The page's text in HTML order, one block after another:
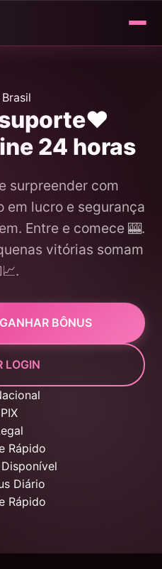
24 horas
surpreender com
lucro e segurança
Entre e comece 🎰.
vitórias somam
BÔNUS
LOGIN
PIX
Rápido
Diário
Rápido